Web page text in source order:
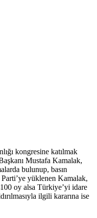
kongresine katılmak
Mustafa Kamalak,
bulunup, basın
Parti’ye yüklenen Kamalak,
oy alsa Türkiye’yi idare
ilgili kararına ise